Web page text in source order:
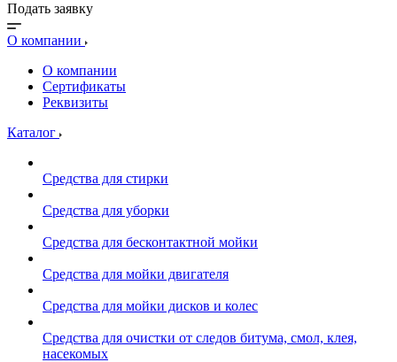
Подать заявку
О компании
О компании
Сертификаты
Реквизиты
Каталог
Средства для стирки
Средства для уборки
Средства для бесконтактной мойки
Средства для мойки двигателя
Средства для мойки дисков и колес
Средства для очистки от следов битума, смол, клея,
насекомых